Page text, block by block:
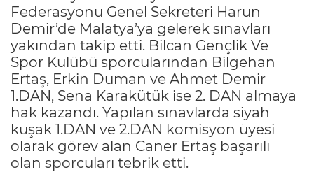
Federasyonu Genel Sekreteri Harun
Demir’de Malatya’ya gelerek sınavları
yakından takip etti. Bilcan Gençlik Ve
Spor Kulübü sporcularından Bilgehan
Ertaş, Erkin Duman ve Ahmet Demir
1.DAN, Sena Karakütük ise 2. DAN almaya
hak kazandı. Yapılan sınavlarda siyah
kuşak 1.DAN ve 2.DAN komisyon üyesi
olarak görev alan Caner Ertaş başarılı
olan sporcuları tebrik etti.